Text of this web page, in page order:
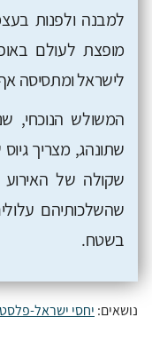
למבנה ולפנות
מופצת לעולם
לישראל ומתסיסה
המשולש הנוכחי,
שתונהג, מצריך
שקולה של
שהשלכותיהם
בשטח.
נושאים: יחסי ישראל-